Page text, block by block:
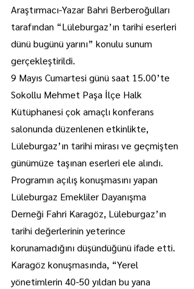
Araştırmacı-Yazar Bahri Berberoğulları
tarafından “Lüleburgaz’ın tarihi eserleri
dünü bugünü yarını” konulu sunum
gerçekleştirildi.
9 Mayıs Cumartesi günü saat 15.00’te
Sokollu Mehmet Paşa İlçe Halk
Kütüphanesi çok amaçlı konferans
salonunda düzenlenen etkinlikte,
Lüleburgaz’ın tarihi mirası ve geçmişten
günümüze taşınan eserleri ele alındı.
Programın açılış konuşmasını yapan
Lüleburgaz Emekliler Dayanışma
Derneği Fahri Karagöz, Lüleburgaz’ın
tarihi değerlerinin yeterince
korunamadığını düşündüğünü ifade etti.
Karagöz konuşmasında, “Yerel
yönetimlerin 40-50 yıldan bu yana